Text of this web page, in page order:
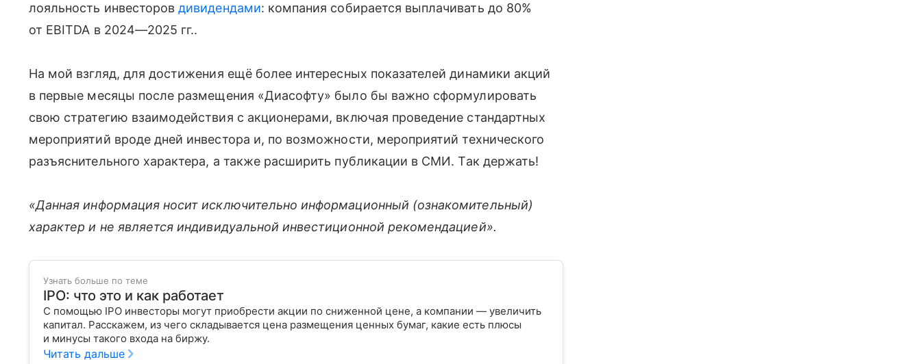
лояльность инвесторовдивидендами: компания собирается выплачивать до 80%
от EBITDA в 2024—2025 гг..
На мой взгляд, для достижения ещё более интересных показателей динамики акций
в первые месяцы после размещения «Диасофту» было бы важно сформулировать
свою стратегию взаимодействия с акционерами, включая проведение стандартных
мероприятий вроде дней инвестора и, по возможности, мероприятий технического
разъяснительного характера, а также расширить публикации в СМИ. Так держать!
«Данная информация носит исключительно информационный (ознакомительный)
характер и не является индивидуальной инвестиционной рекомендацией».
Узнать больше по теме
IPO: что это и как работает
С помощью IPO инвесторы могут приобрести акции по сниженной цене, а компании — увеличить
капитал. Расскажем, из чего складывается цена размещения ценных бумаг, какие есть плюсы
и минусы такого входа на биржу.
Читать дальше